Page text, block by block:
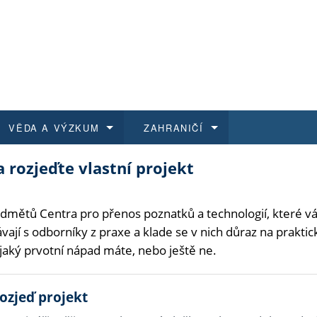
historie
další dokumenty
benefity pro zaměstnance
FF UK
E-
a jak se přihlásit
programy
k průběhu přijímacího řízení
a magisterské studium
VĚDA A VÝZKUM
na FF UK
kvalifikace
ZAHRANIČÍ
a výběrová řízení
rozjeďte vlastní projekt
Centra pro přenos poznatků a technologií, které
s odborníky z praxe a klade se v nich důraz na
prvotní nápad máte, nebo ještě ne.
projekt